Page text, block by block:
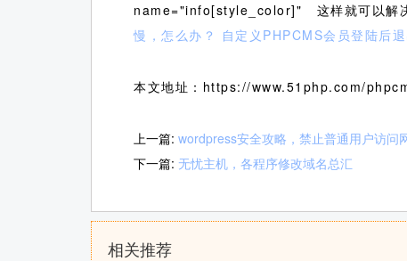
name="info[style_color]" 这样就可以解决
慢，怎么办？
自定义PHPCMS会员登陆后
本文地址：https://www.51php.com/
上一篇: wordpress安全攻略，禁止普通用户访问
下一篇: 无忧主机，各程序修改域名总汇
相关推荐